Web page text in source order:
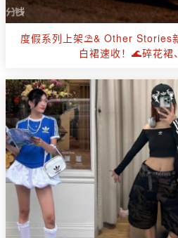
度假系列上架⛱️& Other Stories
白裙速收！🌊碎花裙